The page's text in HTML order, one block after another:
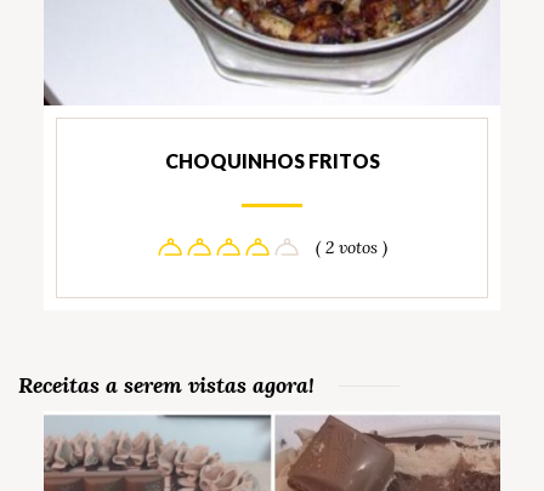
CHOQUINHOS FRITOS
( 2 votos )
Receitas a serem vistas agora!